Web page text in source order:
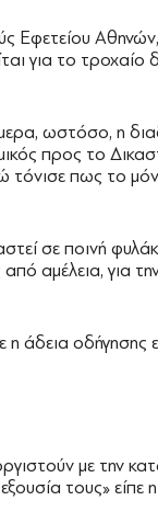
Εφετείου
για το τροχαίο
ωστόσο, η
προς το
πως το
σε ποινή
αμέλεια, για την
οδήγησης
με την
τους» είπε